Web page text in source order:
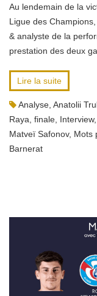
Au lendemain de la
Ligue des
& analyste de la
prestation des deux
Lire la suite
Analyse Anatolii
Raya finale Interview,
Matveï Safonov, Mots
Barnerat